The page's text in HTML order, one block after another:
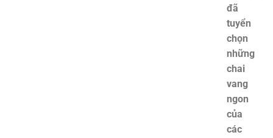
đã
tuyển
chọn
những
chai
vang
ngon
của
các